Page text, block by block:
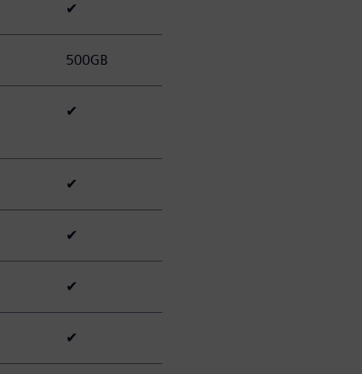
✔
500GB
✔
✔
✔
✔
✔